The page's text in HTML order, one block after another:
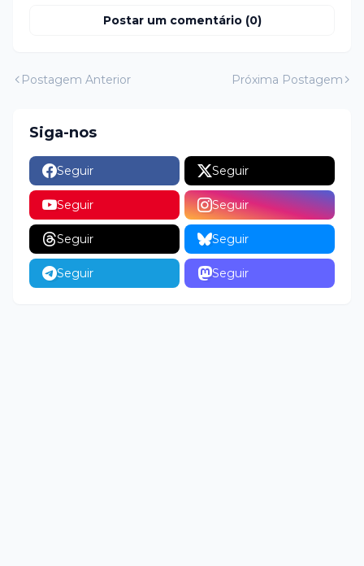
Postar um comentário (0)
Postagem Anterior Próxima Postagem
Siga-nos
Seguir Seguir
Seguir Seguir
Seguir Seguir
Seguir Seguir